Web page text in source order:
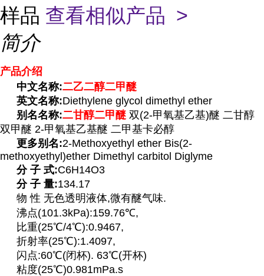
样品 查看相似产品 >
简介
产品介绍
中文名称:二乙二醇二甲醚
英文名称:Diethylene glycol dimethyl ether
别名名称:二甘醇二甲醚双(2-甲氧基乙基)醚 二甘醇
双甲醚 2-甲氧基乙基醚 二甲基卡必醇
更多别名:2-Methoxyethyl ether Bis(2-
methoxyethyl)ether Dimethyl carbitol Diglyme
分 子 式:C6H14O3
分 子 量:134.17
物 性 无色透明液体,微有醚气味.
沸点(101.3kPa):159.76℃,
比重(25℃/4℃):0.9467,
折射率(25℃):1.4097,
闪点:60℃(闭杯). 63℃(开杯)
粘度(25℃)0.981mPa.s